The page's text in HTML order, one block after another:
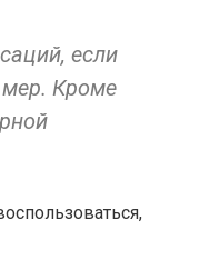
если
мер. Кроме